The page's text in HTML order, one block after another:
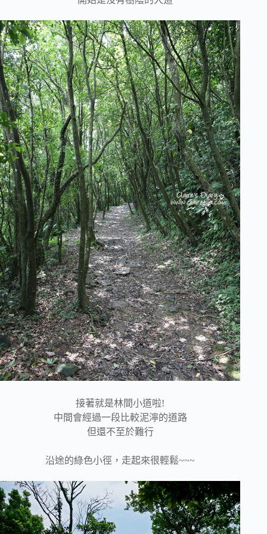
接著就是林間小道啦!
中間會經過一段比較泥濘的道路
但還不至於難行
沿途的綠色小徑，走起來很輕鬆~~~